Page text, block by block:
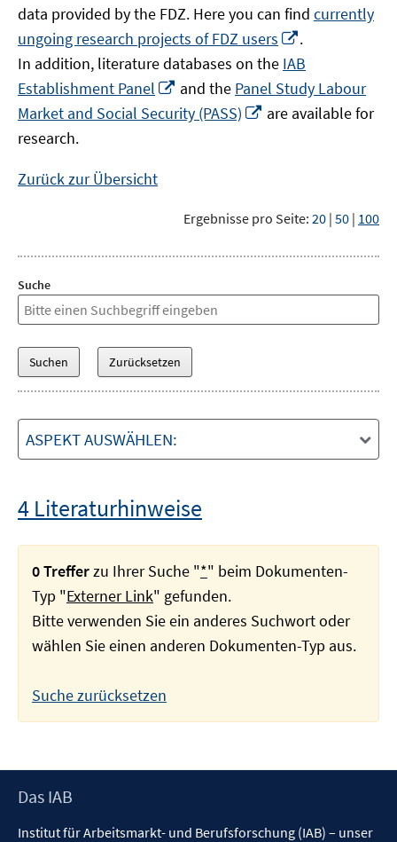
data provided by the FDZ. Here you can find currently
ungoing research projects of FDZ users
neuem
Fenster
öffnen
.
In addition, literature databases on the IAB
Establishment Panel
In
neuem
Fenster
and the Panel Study Labour
Market and Social Security (PASS)
In
are available for
research.
Zurück zur Übersicht
Ergebnisse pro Seite: 20 | 50 | 100
Suche
ASPEKT AUSWÄHLEN:
4 Literaturhinweise
0 Trefferzu Ihrer Suche "*" beim Dokumenten-
Typ "Externer Link" gefunden.
Bitte verwenden Sie ein anderes Suchwort oder
wählen Sie einen anderen Dokumenten-Typ aus.
Suche zurücksetzen
Footer
Das IAB
Institut für Arbeitsmarkt- und Berufsforschung (IAB) – unser